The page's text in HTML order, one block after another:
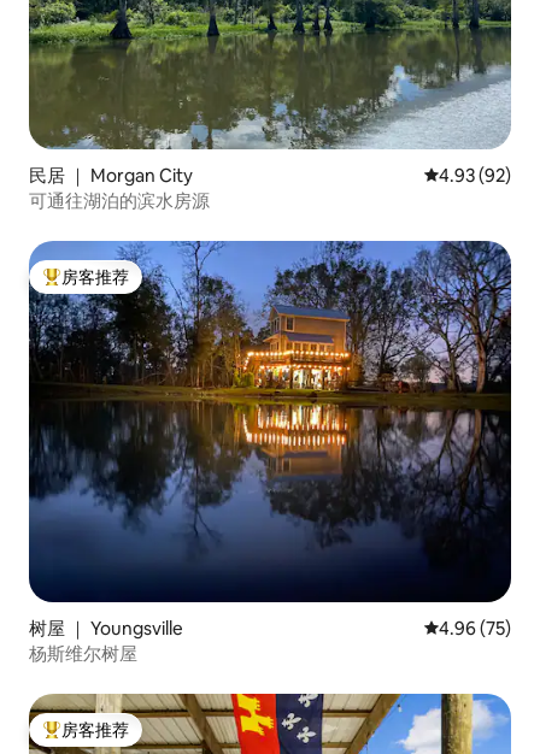
民居 ｜ Morgan City 平均评分
4.93 (92)
可通往湖泊的滨水房源
热门「房客推荐」
房客推荐
树屋 ｜ Youngsville 平均评分
4.96 (75)
杨斯维尔树屋
热门「房客推荐」
房客推荐